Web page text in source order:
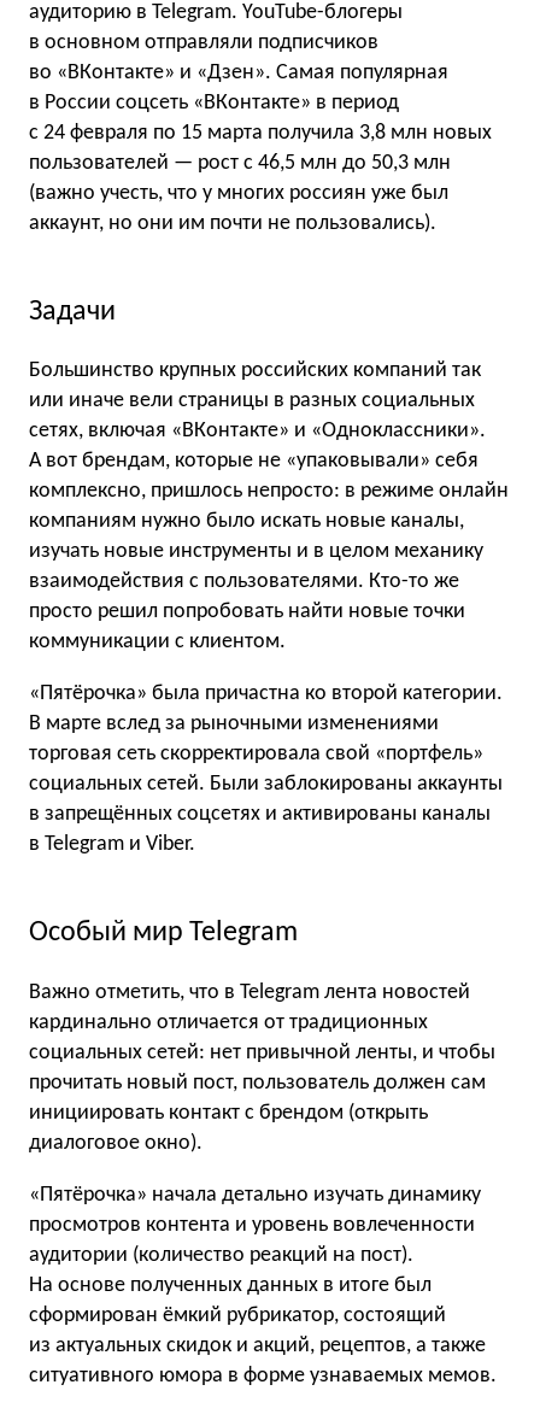
аудиторию в Telegram. YouTube-блогеры
в основном отправляли подписчиков
во «ВКонтакте» и «Дзен». Самая популярная
в России соцсеть «ВКонтакте» в период
с 24 февраля по 15 марта получила 3,8 млн новых
пользователей — рост с 46,5 млн до 50,3 млн
(важно учесть, что у многих россиян уже был
аккаунт, но они им почти не пользовались).
Задачи
Большинство крупных российских компаний так
или иначе вели страницы в разных социальных
сетях, включая «ВКонтакте» и «Одноклассники».
А вот брендам, которые не «упаковывали» себя
комплексно, пришлось непросто: в режиме онлайн
компаниям нужно было искать новые каналы,
изучать новые инструменты и в целом механику
взаимодействия с пользователями. Кто-то же
просто решил попробовать найти новые точки
коммуникации с клиентом.
«Пятёрочка» была причастна ко второй категории.
В марте вслед за рыночными изменениями
торговая сеть скорректировала свой «портфель»
социальных сетей. Были заблокированы аккаунты
в запрещённых соцсетях и активированы каналы
в Telegram и Viber.
Особый мир Telegram
Важно отметить, что в Telegram лента новостей
кардинально отличается от традиционных
социальных сетей: нет привычной ленты, и чтобы
прочитать новый пост, пользователь должен сам
инициировать контакт с брендом (открыть
диалоговое окно).
«Пятёрочка» начала детально изучать динамику
просмотров контента и уровень вовлеченности
аудитории (количество реакций на пост).
На основе полученных данных в итоге был
сформирован ёмкий рубрикатор, состоящий
из актуальных скидок и акций, рецептов, а также
ситуативного юмора в форме узнаваемых мемов.